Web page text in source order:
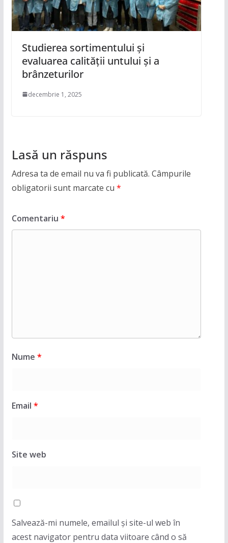
Studierea sortimentului şi
evaluarea calităţii untului și a
brânzeturilor
decembrie 1, 2025
Lasă un răspuns
Adresa ta de email nu va fi publicată. Câmpurile
obligatorii sunt marcate cu *
Comentariu *
Nume *
Email *
Site web
Salvează-mi numele, emailul și site-ul web în
acest navigator pentru data viitoare când o să